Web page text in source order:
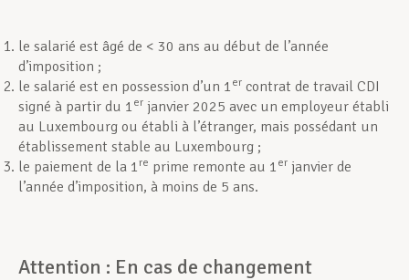
le salarié est âgé de < 30 ans au début de l’année
d’imposition ;
le salarié est en possession d’un 1 er contrat de travail CDI
signé à partir du 1 er janvier 2025 avec un employeur établi
au Luxembourg ou établi à l’étranger, mais possédant un
établissement stable au Luxembourg ;
le paiement de la 1re prime remonte au 1 er janvier de
l’année d’imposition, à moins de 5 ans.
Attention : En cas de changement